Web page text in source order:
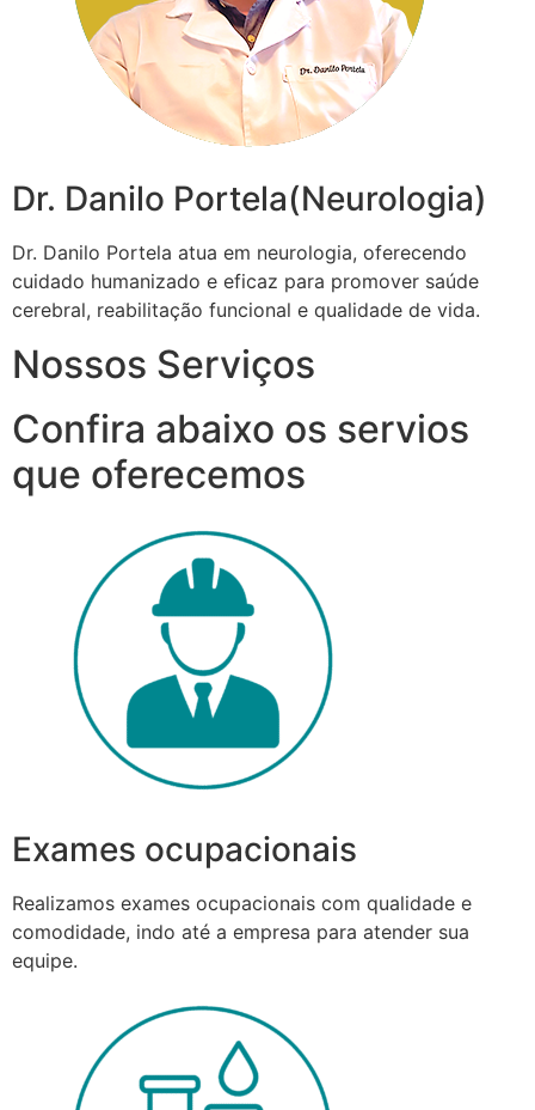
Dr. Danilo Portela(Neurologia)
Dr. Danilo Portela atua em neurologia, oferecendo
cuidado humanizado e eficaz para promover saúde
cerebral, reabilitação funcional e qualidade de vida.
Nossos Serviços
Confira abaixo os servios
que oferecemos
Exames ocupacionais
Realizamos exames ocupacionais com qualidade e
comodidade, indo até a empresa para atender sua
equipe.